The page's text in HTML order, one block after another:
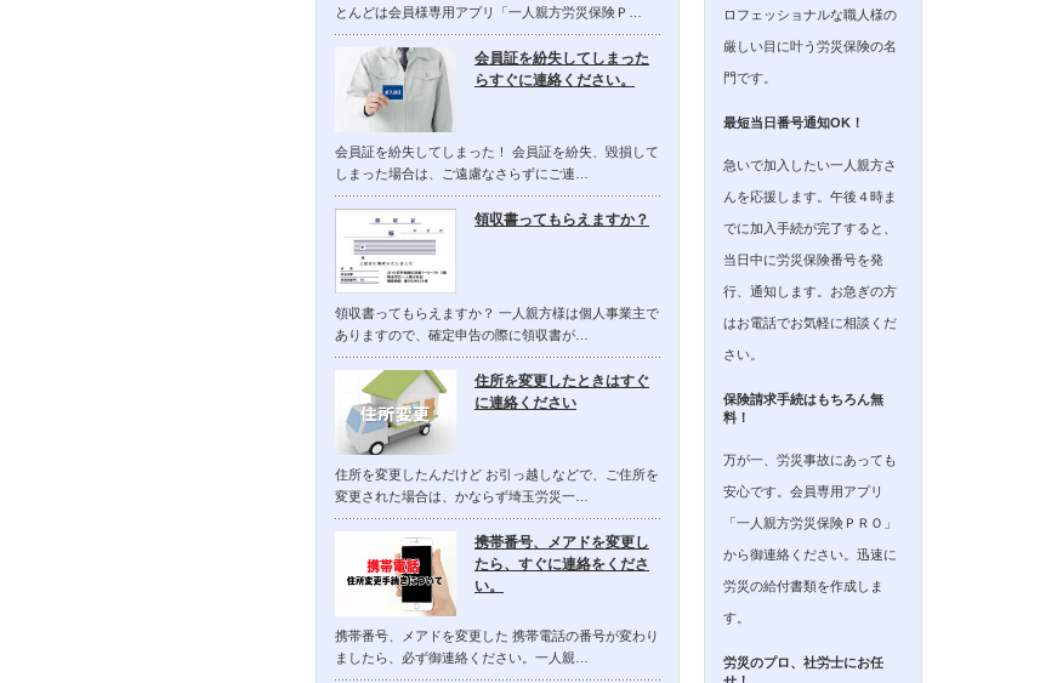
とんどは会員様専用アプリ「一人親方労災保険Ｐ…
会員証を紛失してしまった
らすぐに連絡ください。
会員証を紛失してしまった！ 会員証を紛失、毀損して
しまった場合は、ご遠慮なさらずにご連…
領収書ってもらえますか？
領収書ってもらえますか？ 一人親方様は個人事業主で
ありますので、確定申告の際に領収書が…
住所を変更したときはすぐ
に連絡ください
住所を変更したんだけど お引っ越しなどで、ご住所を
変更された場合は、かならず埼玉労災一…
携帯番号、メアドを変更し
たら、すぐに連絡をくださ
い。
携帯番号、メアドを変更した 携帯電話の番号が変わり
ましたら、必ず御連絡ください。一人親…
ロフェッショナルな職人様の
厳しい目に叶う労災保険の名
門です。
最短当日番号通知OK！
急いで加入したい一人親方さ
んを応援します。午後４時ま
でに加入手続が完了すると、
当日中に労災保険番号を発
行、通知します。お急ぎの方
はお電話でお気軽に相談くだ
さい。
保険請求手続はもちろん無
料！
万が一、労災事故にあっても
安心です。会員専用アプリ
「一人親方労災保険ＰＲＯ」
から御連絡ください。迅速に
労災の給付書類を作成しま
す。
労災のプロ、社労士にお任